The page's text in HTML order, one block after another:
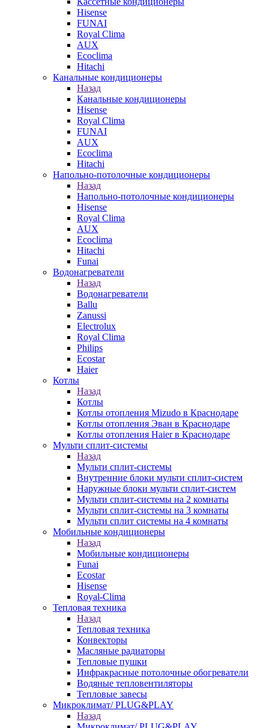
Hisense
FUNAI
Royal Clima
AUX
Ecoclima
Hitachi
Канальные кондиционеры
Назад
Канальные кондиционеры
Hisense
Royal Clima
FUNAI
AUX
Ecoclima
Hitachi
Напольно-потолочные кондиционеры
Назад
Напольно-потолочные кондиционеры
Hisense
Royal Clima
AUX
Ecoclima
Hitachi
Funai
Водонагреватели
Назад
Водонагреватели
Ballu
Zanussi
Electrolux
Royal Clima
Philips
Ecostar
Haier
Котлы
Назад
Котлы
Котлы отопления Mizudo в Краснодаре
Котлы отопления Эван в Краснодаре
Котлы отопления Haier в Краснодаре
Мульти сплит-системы
Назад
Мульти сплит-системы
Внутренние блоки мульти сплит-систем
Наружные блоки мульти сплит-систем
Мульти сплит-системы на 2 комнаты
Мульти сплит-системы на 3 комнаты
Мульти сплит системы на 4 комнаты
Мобильные кондиционеры
Назад
Мобильные кондиционеры
Funai
Ecostar
Hisense
Royal-Clima
Тепловая техника
Назад
Тепловая техника
Конвекторы
Масляные радиаторы
Тепловые пушки
Инфракрасные потолочные обогреватели
Водяные тепловентиляторы
Тепловые завесы
Микроклимат/ PLUG&PLAY
Назад